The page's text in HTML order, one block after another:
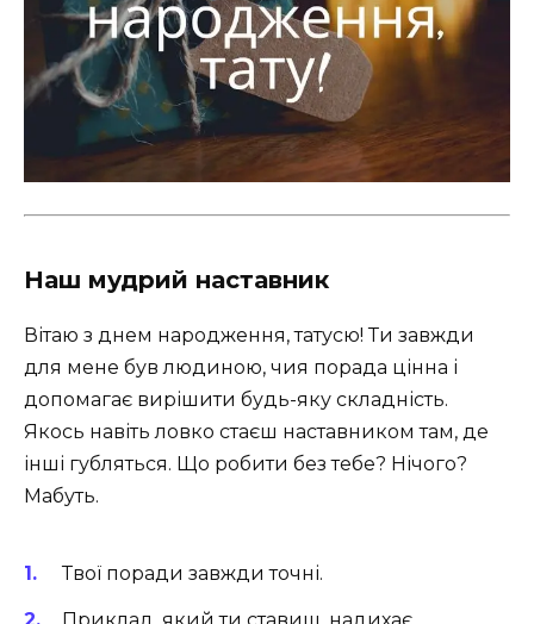
Наш мудрий наставник
Вітаю з днем народження, татусю! Ти завжди
для мене був людиною, чия порада цінна і
допомагає вирішити будь-яку складність.
Якось навіть ловко стаєш наставником там, де
інші губляться. Що робити без тебе? Нічого?
Мабуть.
Твої поради завжди точні.
Приклад, який ти ставиш, надихає.